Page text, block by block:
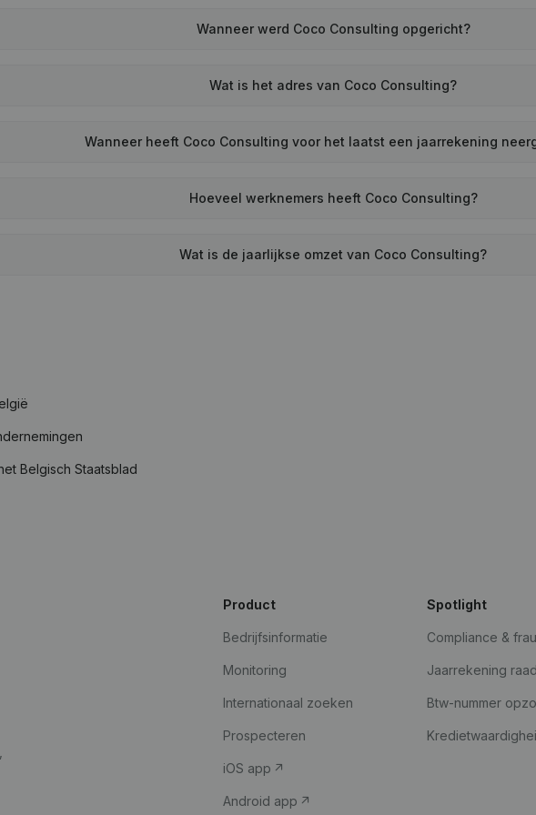
Wanneer werd Coco Consulting opgericht?
Wat is het adres van Coco Consulting?
Wanneer heeft Coco Consulting voor het laatst een jaarrekening
Hoeveel werknemers heeft Coco Consulting?
Wat is de jaarlijkse omzet van Coco Consulting?
Belgisch Staatsblad
Product
Bedrijfsinformatie
Monitoring
Internationaal zoeken
Prospecteren
iOS app
Android app
Spotlight
Compliance &
Jaarrekening
Btw-nummer